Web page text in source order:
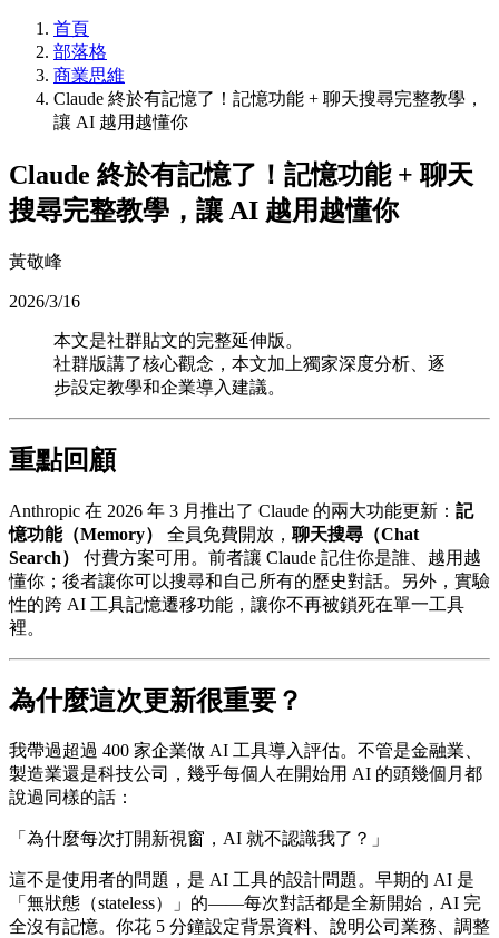
首頁
部落格
商業思維
Claude 終於有記憶了！記憶功能 + 聊天搜尋完整教學，
讓 AI 越用越懂你
Claude 終於有記憶了！記憶功能 + 聊天
搜尋完整教學，讓 AI 越用越懂你
黃敬峰
2026/3/16
本文是社群貼文的完整延伸版。
社群版講了核心觀念，本文加上獨家深度分析、逐
步設定教學和企業導入建議。
重點回顧
Anthropic 在 2026 年 3 月推出了 Claude 的兩大功能更新： 記
憶功能（Memory）
全員免費開放， 聊天搜尋（Chat
Search）
付費方案可用。前者讓 Claude 記住你是誰、越用越
懂你；後者讓你可以搜尋和自己所有的歷史對話。另外，實驗
性的跨 AI 工具記憶遷移功能，讓你不再被鎖死在單一工具
裡。
為什麼這次更新很重要？
我帶過超過 400 家企業做 AI 工具導入評估。不管是金融業、
製造業還是科技公司，幾乎每個人在開始用 AI 的頭幾個月都
說過同樣的話：
「為什麼每次打開新視窗，AI 就不認識我了？」
這不是使用者的問題，是 AI 工具的設計問題。早期的 AI 是
「無狀態（stateless）」的——每次對話都是全新開始，AI 完
全沒有記憶。你花 5 分鐘設定背景資料、說明公司業務、調整